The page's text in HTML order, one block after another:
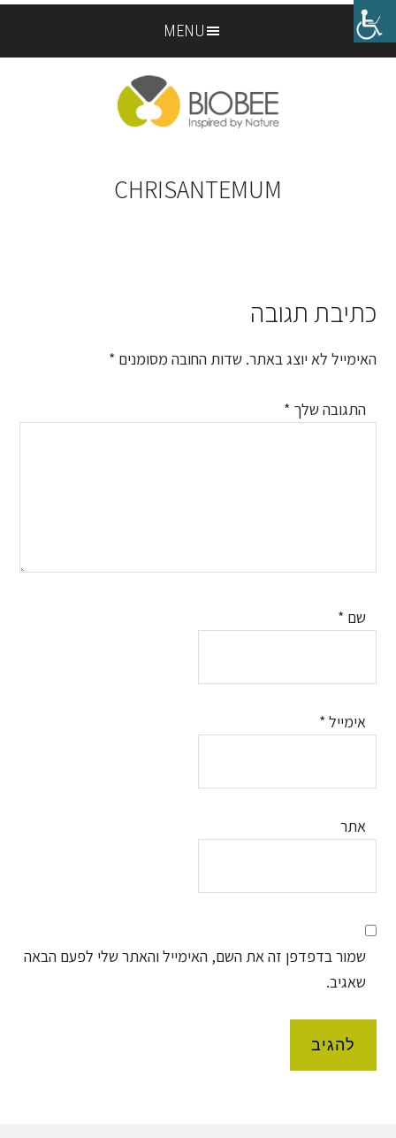
Skip
to
Skip
to
MENU
CHRISANTEMUM
Reader
Interactions
כתיבת תגובה
האימייל לא יוצג באתר. שדות החובה מסומנים *
התגובה שלך *
שם *
אימייל *
אתר
שמור בדפדפן זה את השם, האימייל והאתר שלי לפעם הבאה
שאגיב.